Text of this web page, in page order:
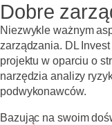
Dobre
Niezwykle ważnym
zarządzania. DL
projektu w oparciu o
narzędzia analizy
podwykonawców.
Bazując na swoim